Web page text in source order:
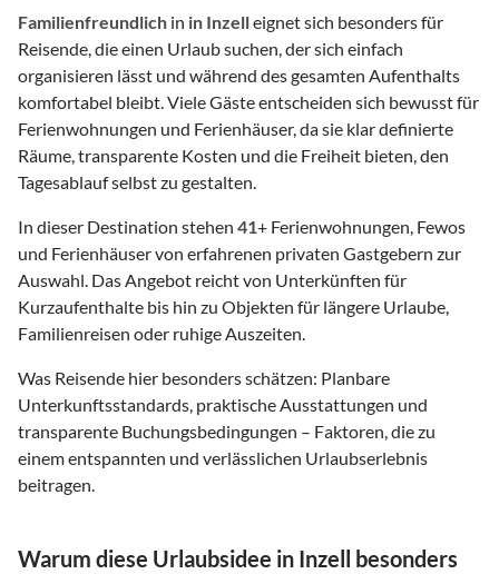
Familienfreundlich in in Inzelleignet sich besonders für
Reisende, die einen Urlaub suchen, der sich einfach
organisieren lässt und während des gesamten Aufenthalts
komfortabel bleibt. Viele Gäste entscheiden sich bewusst für
Ferienwohnungen und Ferienhäuser, da sie klar definierte
Räume, transparente Kosten und die Freiheit bieten, den
Tagesablauf selbst zu gestalten.
In dieser Destination stehen 41+ Ferienwohnungen, Fewos
und Ferienhäuser von erfahrenen privaten Gastgebern zur
Auswahl. Das Angebot reicht von Unterkünften für
Kurzaufenthalte bis hin zu Objekten für längere Urlaube,
Familienreisen oder ruhige Auszeiten.
Was Reisende hier besonders schätzen: Planbare
Unterkunftsstandards, praktische Ausstattungen und
transparente Buchungsbedingungen – Faktoren, die zu
einem entspannten und verlässlichen Urlaubserlebnis
beitragen.
Warum diese Urlaubsidee in Inzell besonders